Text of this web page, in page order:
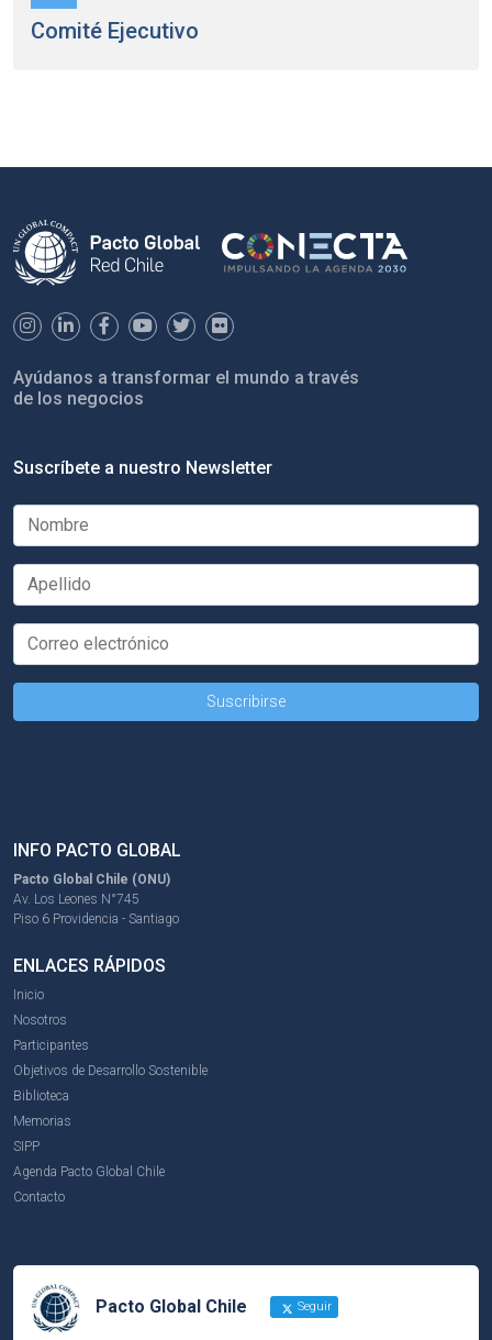
Comité Ejecutivo
Ayúdanos a transformar el mundo a través
de los negocios
Suscríbete a nuestro Newsletter
INFO PACTO GLOBAL
Pacto Global Chile (ONU)
Av. Los Leones N°745
Piso 6 Providencia - Santiago
ENLACES RÁPIDOS
Inicio
Nosotros
Participantes
Objetivos de Desarrollo Sostenible
Biblioteca
Memorias
SIPP
Agenda Pacto Global Chile
Contacto
Pacto Global Chile Seguir